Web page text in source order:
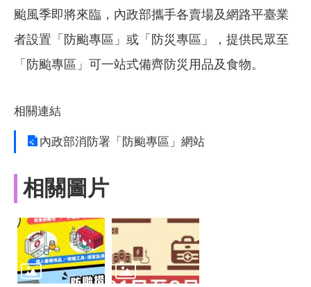
颱風季即將來臨，內政部攜手各賣場及網路平臺業
者設置「防颱專區」或「防災專區」，提供民眾至
「防颱專區」可一站式備齊防災用品及食物。
相關連結
內政部消防署「防颱專區」網站
相關圖片